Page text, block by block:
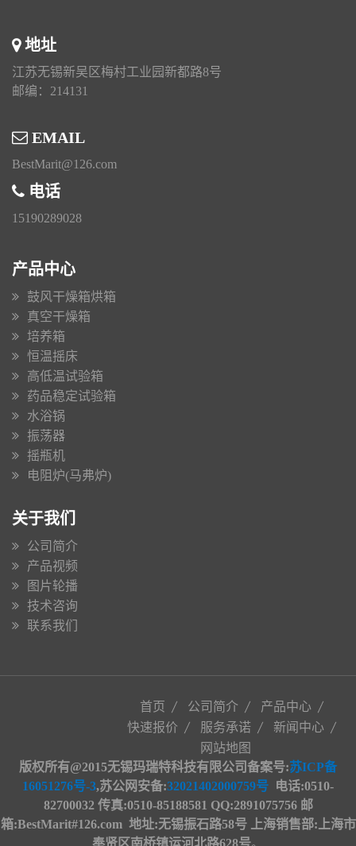
地址
江苏无锡新吴区梅村工业园新都路8号
邮编：214131
EMAIL
BestMarit@126.com
电话
15190289028
产品中心
鼓风干燥箱烘箱
真空干燥箱
培养箱
恒温摇床
高低温试验箱
药品稳定试验箱
水浴锅
振荡器
摇瓶机
电阻炉(马弗炉)
关于我们
公司简介
产品视频
图片轮播
技术咨询
联系我们
首页 公司简介
产品中心
快速报价
服务承诺
新闻中心
网站地图
版权所有@2015无锡玛瑞特科技有限公司备案号:苏ICP备
16051276号-3,苏公网安备:32021402000759号 电话:0510-
82700032 传真:0510-85188581 QQ:2891075756 邮
箱:BestMarit#126.com 地址:无锡振石路58号 上海销售部:上海市
奉贤区南桥镇运河北路628号。